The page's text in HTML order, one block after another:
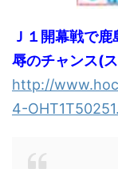
Ｊ１開幕戦で
辱のチャンス(
http://
4-